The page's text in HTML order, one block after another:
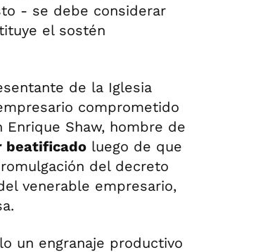
- se debe considerar
el sostén
de la Iglesia
comprometido
Shaw, hombre de
beatificado luego de que
del decreto
venerable empresario,
un engranaje productivo